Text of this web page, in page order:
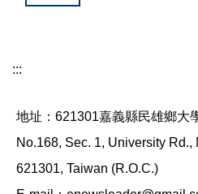
:::
地址：621301嘉義縣民雄鄉大
No.168, Sec. 1, University
621301, Taiwan (R.O.C.)